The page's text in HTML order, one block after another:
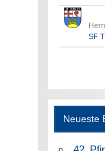
SF
Neueste